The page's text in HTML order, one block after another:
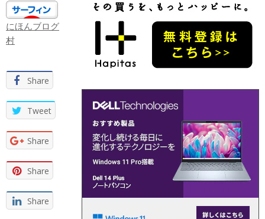
にほんブログ
村
Share
Tweet
Share
Share
Share